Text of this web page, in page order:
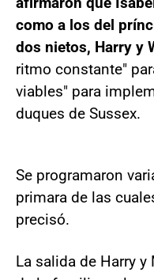
como a los del
dos nietos, Harry y
ritmo constante"
viables" para
duques de Sussex.
Se programaron
primara de las
precisó.
La salida de Harry